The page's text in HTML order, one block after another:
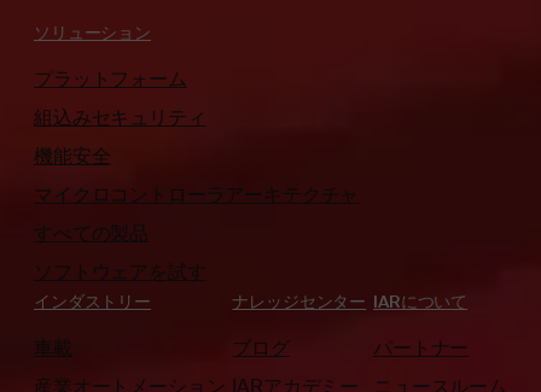
ソリューション
プラットフォーム
組込みセキュリティ
機能安全
マイクロコントローラアーキテクチャ
すべての製品
ソフトウェアを試す
インダストリー
車載
産業オートメーション
ナレッジセンター
ブログ
IARアカデミー
IARについて
パートナー
ニュースルーム